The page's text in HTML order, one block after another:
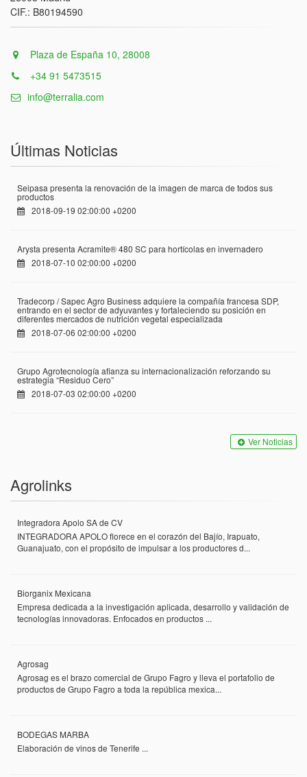
CIF.: B80194590
Plaza de España 10, 28008
+34 91 5473515
info@terralia.com
Últimas Noticias
Seipasa presenta la renovación de la imagen de marca de todos sus
productos
2018-09-19 02:00:00 +0200
Arysta presenta Acramite® 480 SC para hortícolas en invernadero
2018-07-10 02:00:00 +0200
Tradecorp / Sapec Agro Business adquiere la compañía francesa SDP,
entrando en el sector de adyuvantes y fortaleciendo su posición en
diferentes mercados de nutrición vegetal especializada
2018-07-06 02:00:00 +0200
Grupo Agrotecnología afianza su internacionalización reforzando su
estrategia “Residuo Cero”
2018-07-03 02:00:00 +0200
Ver Noticias
Agrolinks
Integradora Apolo SA de CV
INTEGRADORA APOLO florece en el corazón del Bajío, Irapuato,
Guanajuato, con el propósito de impulsar a los productores d...
Biorganix Mexicana
Empresa dedicada a la investigación aplicada, desarrollo y validación de
tecnologías innovadoras. Enfocados en productos ...
Agrosag
Agrosag es el brazo comercial de Grupo Fagro y lleva el portafolio de
productos de Grupo Fagro a toda la república mexica...
BODEGAS MARBA
Elaboración de vinos de Tenerife ...